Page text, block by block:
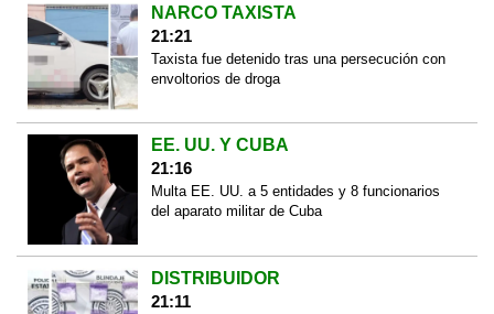
NARCO TAXISTA
21:21
Taxista fue detenido tras una persecución con
envoltorios de droga
EE. UU. Y CUBA
21:16
Multa EE. UU. a 5 entidades y 8 funcionarios
del aparato militar de Cuba
DISTRIBUIDOR
21:11